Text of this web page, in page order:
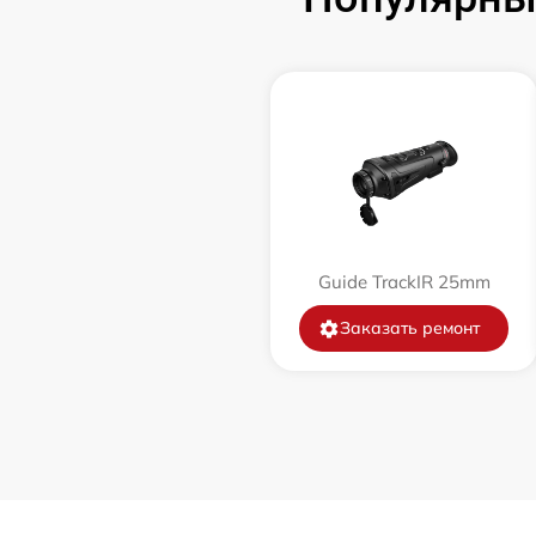
Ремонт платы управления
Восстановление после попадания влаги
Guide TrackIR 25mm
Заказать ремонт